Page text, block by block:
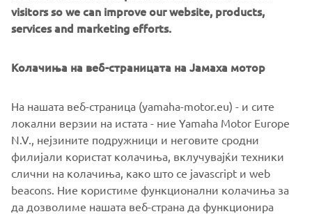
of powerful utility workhorses, extreme leisure vehicles
and adrenaline fueled sports ATV’s and Side-by-Sides new
for 2023!
visitors so we can improve our website, products,
services and marketing efforts.
Колачиња на веб-страницата на Јамаха мотор
На нашата веб-страница (yamaha-motor.eu) - и сите
локални верзии на истата - ние Yamaha Motor Europe
N.V., нејзините подружници и неговите сродни
филијали користат колачиња, вклучувајќи техники
слични на колачиња, како што се javascript и web
beacons. Ние користиме функционални колачиња за
да дозволиме нашата веб-страна да функционира